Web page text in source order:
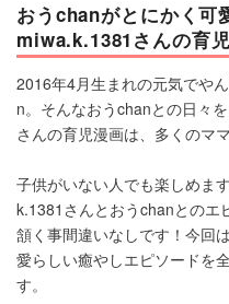
おうchanがとにかく可
miwa.k.1381さんの育
2016年4月生まれの元気でや
n。そんなおうchanとの日々
さんの育児漫画は、多くのマ
子供がいない人でも楽しめま
k.1381さんとおうchanとのエ
頷く事間違いなしです！今回
愛らしい癒やしエピソードを
す。